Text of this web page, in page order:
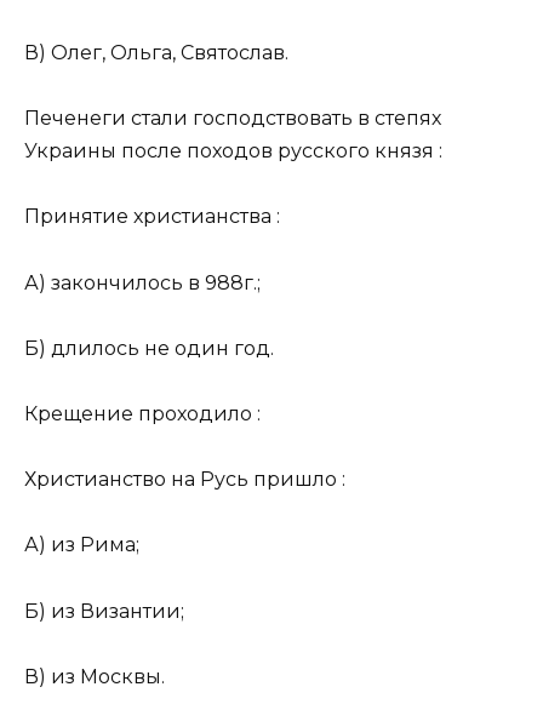
В) Олег, Ольга, Святослав.
Печенеги стали господствовать в степях
Украины после походов русского князя :
Принятие христианства :
А) закончилось в 988г.;
Б) длилось не один год.
Крещение проходило :
Христианство на Русь пришло :
А) из Рима;
Б) из Византии;
В) из Москвы.